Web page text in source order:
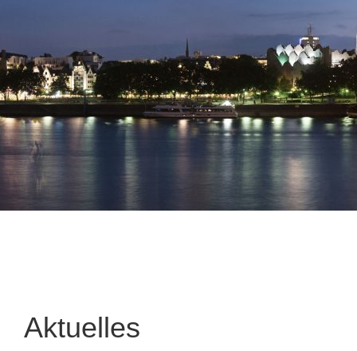
Aktuelles